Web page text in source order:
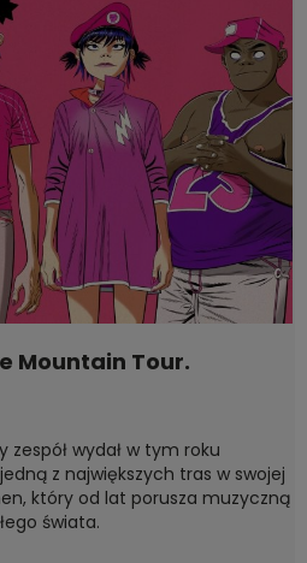
Mountain Tour.
zespół wydał w tym roku
z największych tras w swojej
który od lat porusza muzyczną
świata.